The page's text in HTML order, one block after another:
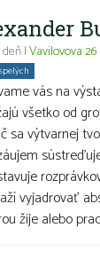
|Vavilovova 26
vás na
všetko od
sa výtvarnej
vyjadrovať
žije alebo